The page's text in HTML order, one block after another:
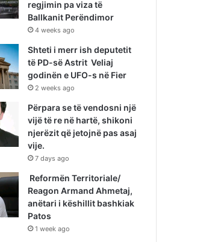
regjimin pa viza të
Ballkanit Perëndimor
4 weeks ago
Shteti i merr ish deputetit
të PD-së Astrit Veliaj
godinën e UFO-s në Fier
2 weeks ago
Përpara se të vendosni një
vijë të re në hartë, shikoni
njerëzit që jetojnë pas asaj
vije.
7 days ago
Reformën Territoriale/
Reagon Armand Ahmetaj,
anëtari i këshillit bashkiak
Patos
1 week ago